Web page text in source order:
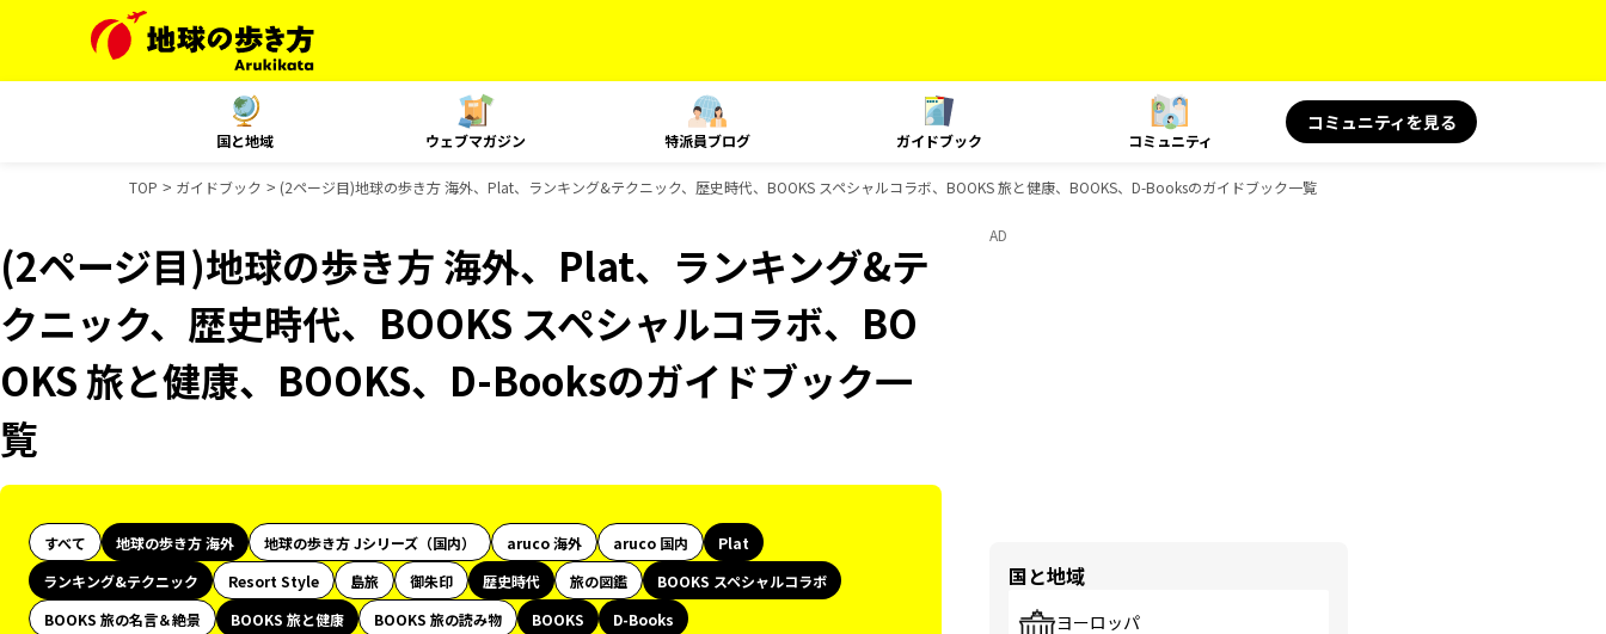
国と地域 ウェブマガジン 特派員ブログ ガイドブック コミュニティ
コミュニティを見る
TOP ガイドブック (2ページ目)地球の歩き方 海外、Plat、ランキング&テクニック、歴史時代、BOOKS スペシャルコラボ、BOOKS 旅と健康、BOOKS、D-Booksのガイドブック一覧
(2ページ目)地球の歩き方 海外、Plat、ランキング&テ
クニック、歴史時代、BOOKS スペシャルコラボ、BO
OKS 旅と健康、BOOKS、D-Booksのガイドブック一
覧
すべて 地球の歩き方 海外 地球の歩き方 Jシリーズ（国内） aruco 海外 aruco 国内
Plat
ランキング&テクニック
Resort Style 島旅 御朱印 歴史時代 旅の図鑑
BOOKS スペシャルコラボ
BOOKS 旅の名言＆絶景
BOOKS 旅と健康 BOOKS 旅の読み物 BOOKS
D-Books
AD
国と地域
ヨーロッパ